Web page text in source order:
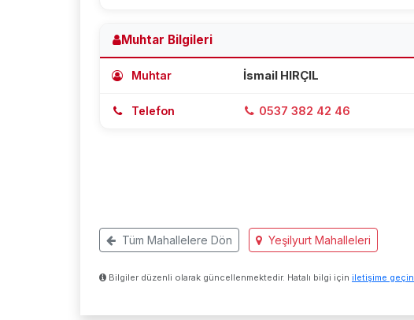
Muhtar Bilgileri
Muhtar İsmail HIRÇIL
Telefon 0537 382 42 46
Tüm Mahallelere Dön Yeşilyurt Mahalleleri
Bilgiler düzenli olarak güncellenmektedir. Hatalı bilgi için iletişime geçin